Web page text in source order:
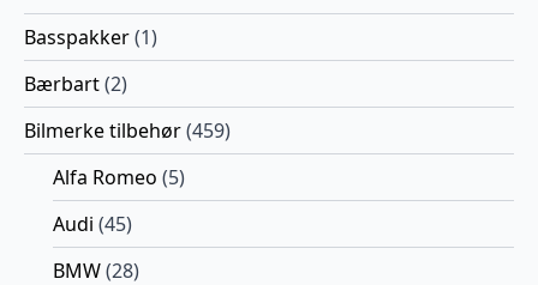
Basspakker(1)
Bærbart(2)
Bilmerke tilbehør(459)
Alfa Romeo (5)
Audi (45)
BMW(28)